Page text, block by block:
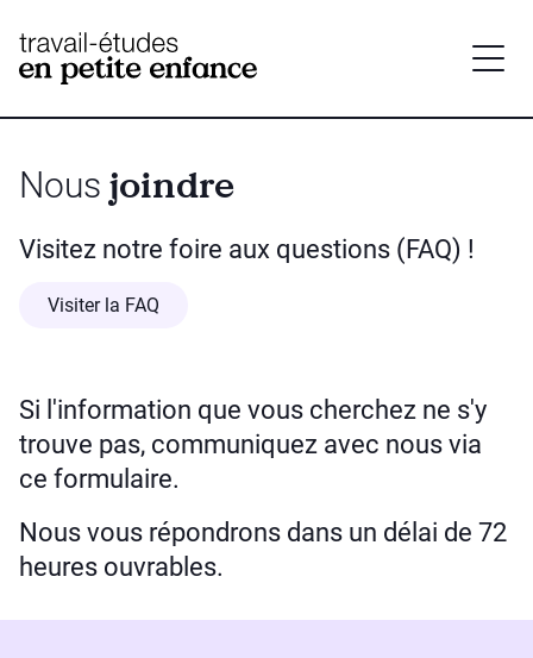
base.logo
Nous joindre
Visitez notre foire aux questions (FAQ) !
Visiter la FAQ
Si l'information que vous cherchez ne s'y
trouve pas, communiquez avec nous via
ce formulaire.
Nous vous répondrons dans un délai de 72
heures ouvrables.